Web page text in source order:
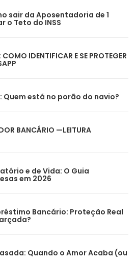
sair da Aposentadoria de 1
o Teto do INSS
IDENTIFICAR E SE PROTEGER
Quem está no porão do navio?
BANCÁRIO —LEITURA
e de Vida: O Guia
em 2026
Bancário: Proteção Real
Quando o Amor Acaba (ou